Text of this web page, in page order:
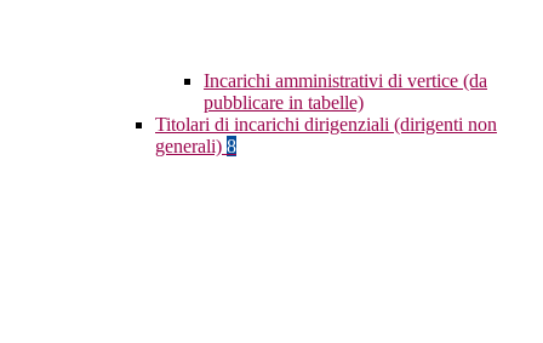
Incarichi amministrativi di vertice (da
pubblicare in tabelle)
Titolari di incarichi dirigenziali (dirigenti non
generali) 8